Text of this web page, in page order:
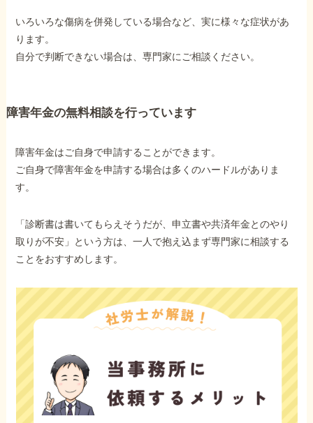
いろいろな傷病を併発している場合など、実に様々な症状があ
ります。
自分で判断できない場合は、専門家にご相談ください。
障害年金の無料相談を行っています
障害年金はご自身で申請することができます。
ご自身で障害年金を申請する場合は多くのハードルがありま
す。
「診断書は書いてもらえそうだが、申立書や共済年金とのやり
取りが不安」という方は、一人で抱え込まず専門家に相談する
ことをおすすめします。